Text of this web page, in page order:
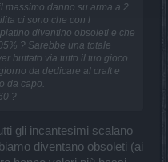
massimo danno su arma a 2
ci sono che con l
diventino obsoleti e che
? Sarebbe una totale
buttato via tutto il tuo gioco
da dedicare al craft e
da capo.
?
gli incantesimi scalano
diventano obsoleti (ai